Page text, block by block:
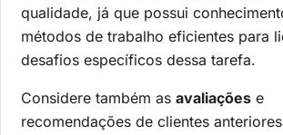
qualidade, já que possui
métodos de trabalho eficientes para
desafios específicos dessa tarefa.
Considere também as avaliações e
recomendações de clientes